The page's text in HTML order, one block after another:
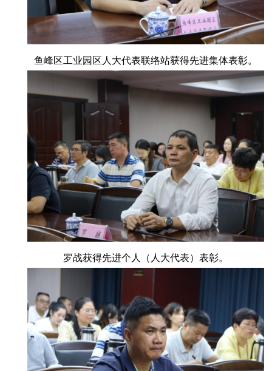
鱼峰区工业园区人大代表联络站获得先进集体表彰。
罗战获得先进个人（人大代表）表彰。